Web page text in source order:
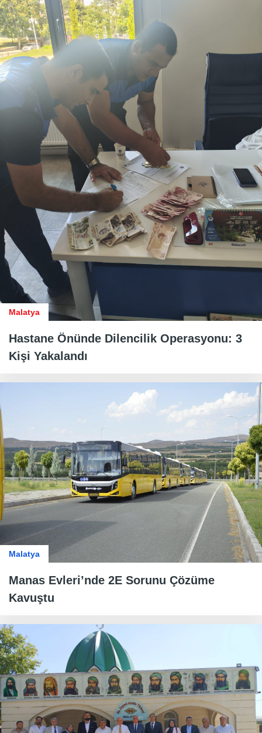
Malatya
Hastane Önünde Dilencilik Operasyonu: 3
Kişi Yakalandı
Malatya
Manas Evleri’nde 2E Sorunu Çözüme
Kavuştu